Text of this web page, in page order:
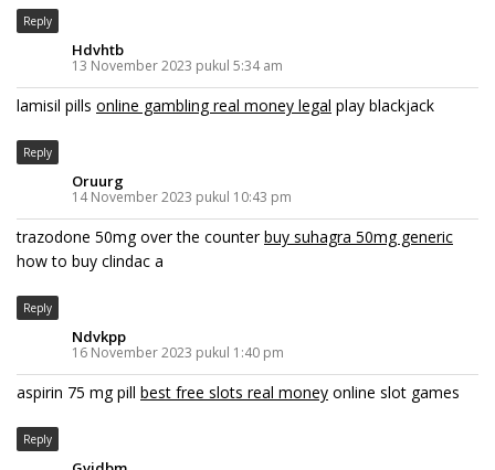
Reply
Hdvhtb
13 November 2023 pukul 5:34 am
lamisil pills online gambling real money legal play blackjack
Reply
Oruurg
14 November 2023 pukul 10:43 pm
trazodone 50mg over the counterbuy suhagra 50mg generic
how to buy clindac a
Reply
Ndvkpp
16 November 2023 pukul 1:40 pm
aspirin 75 mg pill best free slots real money online slot games
Reply